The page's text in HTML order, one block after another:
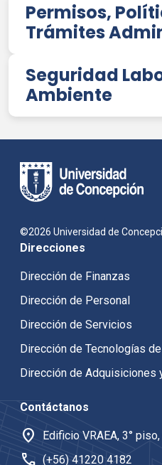
Permisos,
Trámites
Seguridad
Ambiente
Direcciones
Dirección de Finanzas
Dirección de Personal
Dirección de Servicios
Dirección de Tecnologías
Dirección de Adquisiciones
Contáctanos
location_on Edificio VRAEA, 3°
call (+56) 41220 4182
©2026 Universidad de